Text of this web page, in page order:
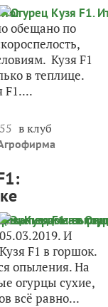
обещано по
Кузя F1
в теплице.
F1....
в клуб
И
F1 в горшок.
опыления. На
огурцы сухие,
всё равно...